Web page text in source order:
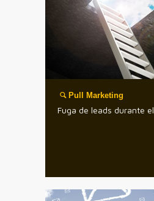
Pull Marketing
Fuga de leads durante